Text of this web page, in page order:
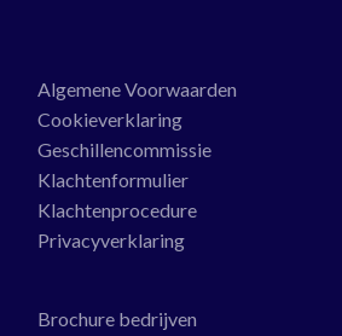
Algemene Voorwaarden
Cookieverklaring
Geschillencommissie
Klachtenformulier
Klachtenprocedure
Privacyverklaring
Brochure bedrijven